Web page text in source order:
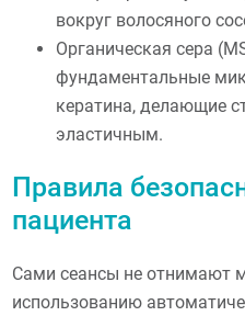
вокруг волосяного
Органическая сера
фундаментальные
кератина, делающие
эластичным.
Правила
пациента
Сами сеансы не отнимают
использованию